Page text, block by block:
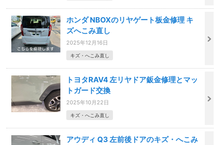
ホンダ NBOXのリヤゲート板金修理 キ
ズへこみ直し
2025年12月16日
キズ・へこみ直し
トヨタRAV4 左リヤドア鈑金修理とマッ
トガード交換
2025年10月22日
キズ・へこみ直し
アウディ Q3 左前後ドアのキズ・へこみ